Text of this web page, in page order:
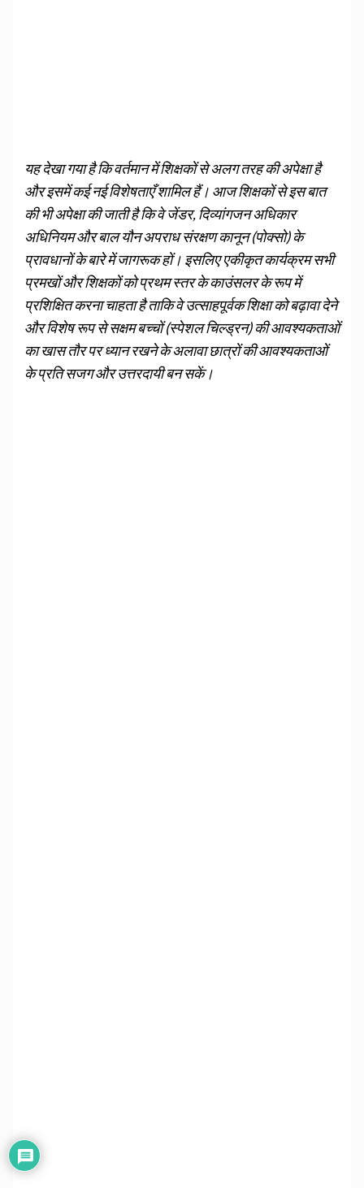
यह देखा गया है कि वर्तमान में शिक्षकों से अलग तरह की अपेक्षा है
और इसमें कई नई विशेषताएँ शामिल हैं। आज शिक्षकों से इस बात
की भी अपेक्षा की जाती है कि वे जेंडर, दिव्यांगजन अधिकार
अधिनियम और बाल यौन अपराध संरक्षण कानून (पोक्‍सो) के
प्रावधानों के बारे में जागरूक हों। इसलिए एकीकृत कार्यक्रम सभी
प्रमखों और शिक्षकों को प्रथम स्तर के काउंसलर के रूप में
प्रशिक्षित करना चाहता है ताकि वे उत्साहपूर्वक शिक्षा को बढ़ावा देने
और विशेष रूप से सक्षम बच्चों (स्पेशल चिल्ड्रन) की आवश्यकताओं
का खास तौर पर ध्यान रखने के अलावा छात्रों की आवश्यकताओं
के प्रति सजग और उत्तरदायी बन सकें।